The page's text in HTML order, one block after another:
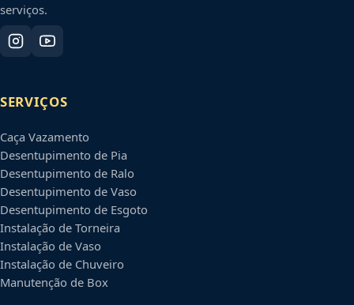
serviços.
SERVIÇOS
Caça Vazamento
Desentupimento de Pia
Desentupimento de Ralo
Desentupimento de Vaso
Desentupimento de Esgoto
Instalação de Torneira
Instalação de Vaso
Instalação de Chuveiro
Manutenção de Box